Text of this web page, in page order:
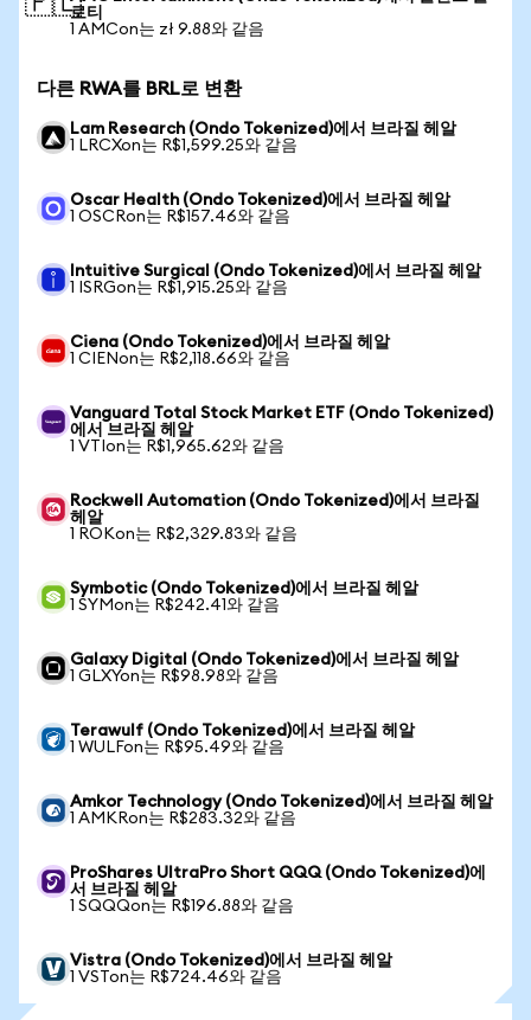
로티
1 AMCon는 zł 9.88와 같음
다른 RWA를 BRL로 변환
Lam Research (Ondo Tokenized)에서 브라질 헤알
1 LRCXon는 R$1,599.25와 같음
Oscar Health (Ondo Tokenized)에서 브라질 헤알
1 OSCRon는 R$157.46와 같음
Intuitive Surgical (Ondo Tokenized)에서 브라질 헤알
1 ISRGon는 R$1,915.25와 같음
Ciena (Ondo Tokenized)에서 브라질 헤알
1 CIENon는 R$2,118.66와 같음
Vanguard Total Stock Market ETF (Ondo Tokenized)
에서 브라질 헤알
1 VTIon는 R$1,965.62와 같음
Rockwell Automation (Ondo Tokenized)에서 브라질
헤알
1 ROKon는 R$2,329.83와 같음
Symbotic (Ondo Tokenized)에서 브라질 헤알
1 SYMon는 R$242.41와 같음
Galaxy Digital (Ondo Tokenized)에서 브라질 헤알
1 GLXYon는 R$98.98와 같음
Terawulf (Ondo Tokenized)에서 브라질 헤알
1 WULFon는 R$95.49와 같음
Amkor Technology (Ondo Tokenized)에서 브라질 헤알
1 AMKRon는 R$283.32와 같음
ProShares UltraPro Short QQQ (Ondo Tokenized)에
서 브라질 헤알
1 SQQQon는 R$196.88와 같음
Vistra (Ondo Tokenized)에서 브라질 헤알
1 VSTon는 R$724.46와 같음